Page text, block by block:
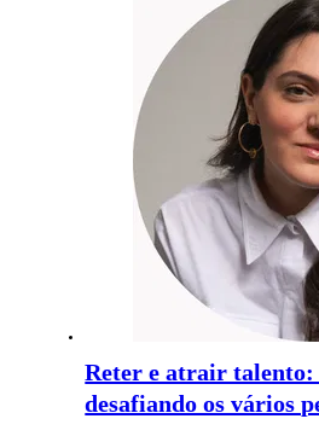
Reter e atrair talento:
desafiando os vários